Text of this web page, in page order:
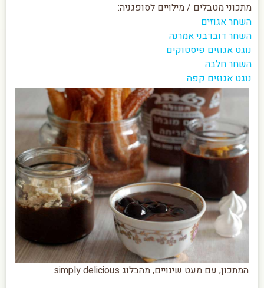
המתכון, עם מעט שינויים, מהבלוג simply delicious
מתכוני מטבלים / מילויים לסופגניה:
השחר אגוזים
השחר דובדבני אמרנה
נוגט אגוזים פיסטוקים
השחר חלבה
נוגט אגוזים קפה